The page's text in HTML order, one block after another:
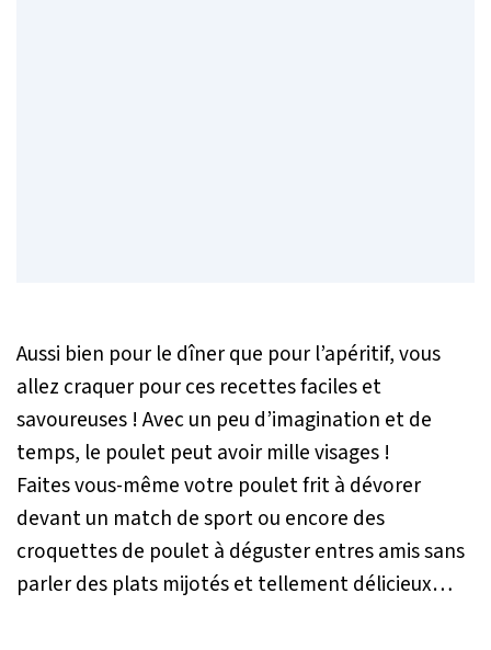
Aussi bien pour le dîner que pour l’apéritif, vous
allez craquer pour ces recettes faciles et
savoureuses ! Avec un peu d’imagination et de
temps, le poulet peut avoir mille visages !
Faites vous-même votre poulet frit à dévorer
devant un match de sport ou encore des
croquettes de poulet à déguster entres amis sans
parler des plats mijotés et tellement délicieux…